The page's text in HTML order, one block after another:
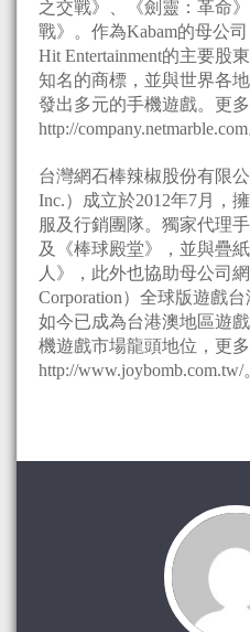
之交戰》、《劍靈：革命
戰》。作為Kabam的母公
Hit Entertainment的主要股
知名的商標，並與世界各
發出多元的手機遊戲。更
http://company.netmarble.com
台灣網石棒辣椒股份有限公
Inc.）成立於2012年7月，
服及行銷團隊。獨家代理
及《棒球殿堂》，並與疊
人》，此外也協助母公司
Corporation）全球版遊戲
如今已成為台港澳地區遊
機遊戲市場龍頭地位，更
http://www.joybomb.com.tw/